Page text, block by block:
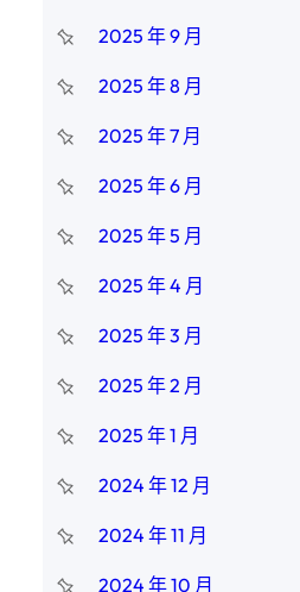
2025 年 9 月
2025 年 8 月
2025 年 7 月
2025 年 6 月
2025 年 5 月
2025 年 4 月
2025 年 3 月
2025 年 2 月
2025 年 1 月
2024 年 12 月
2024 年 11 月
2024 年 10 月